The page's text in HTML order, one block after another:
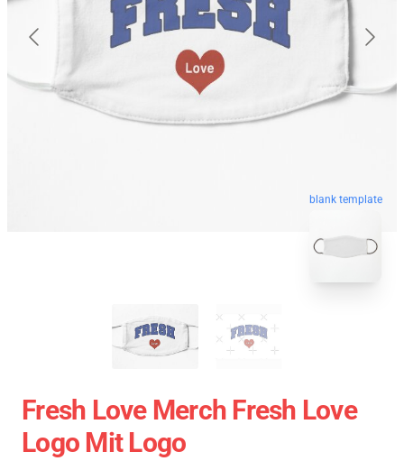
blank template
Fresh Love Merch Fresh Love
Logo Mit Logo